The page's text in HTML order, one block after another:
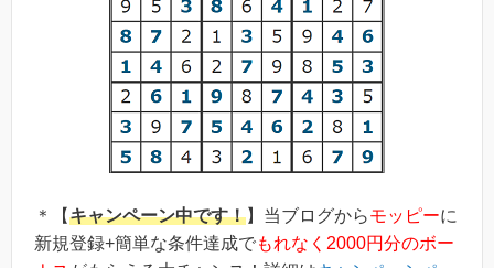
＊【キャンペーン中です！】当ブログからモッピーに
新規登録+簡単な条件達成でもれなく2000円分のボー